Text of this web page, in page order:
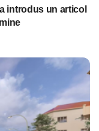
introdus un articol